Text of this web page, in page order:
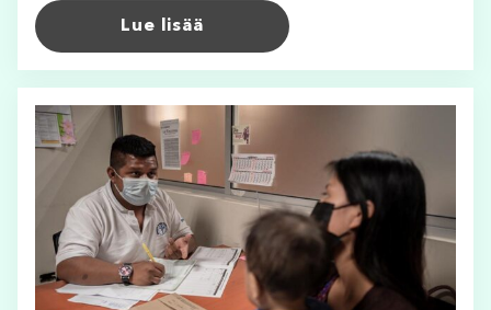
Lue lisää